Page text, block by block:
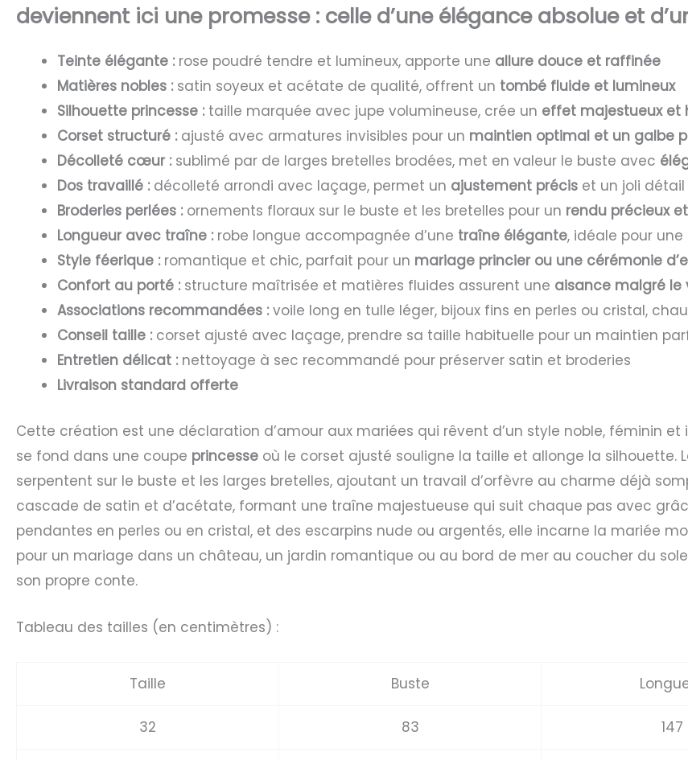
deviennent ici une promesse : celle d’une élégance absolue et
Teinte élégante :rose poudré tendre et lumineux, apporte une allure douce et raffinée
Matières nobles :satin soyeux et acétate de qualité, offrent un tombé fluide et lumineux
Silhouette princesse :taille marquée avec jupe volumineuse, crée un effet majestueux et
Corset structuré :ajusté avec armatures invisibles pour un maintien optimal et un galbe
Décolleté cœur :sublimé par de larges bretelles brodées, met en valeur le buste avec
Dos travaillé :décolleté arrondi avec laçage, permet un ajustement précis et un joli détail
Broderies perlées :ornements floraux sur le buste et les bretelles pour un rendu précieux
Longueur avec traîne :robe longue accompagnée d’une traîne élégante, idéale pour
Style féerique :romantique et chic, parfait pour un mariage princier ou une cérémonie
Confort au porté :structure maîtrisée et matières fluides assurent une aisance malgré le
Associations recommandées :voile long en tulle léger, bijoux fins en perles ou cristal,
Conseil taille :corset ajusté avec laçage, prendre sa taille habituelle pour un maintien
Entretien délicat :nettoyage à sec recommandé pour préserver satin et broderies
Livraison standard offerte
Cette création est une déclaration d’amour aux mariées qui rêvent d’un style noble, féminin et
se fond dans une coupe princesse où le corset ajusté souligne la taille et allonge la silhouette.
serpentent sur le buste et les larges bretelles, ajoutant un travail d’orfèvre au charme déjà
cascade de satin et d’acétate, formant une traîne majestueuse qui suit chaque pas avec
pendantes en perles ou en cristal, et des escarpins nude ou argentés, elle incarne la mariée
pour un mariage dans un château, un jardin romantique ou au bord de mer au coucher du
son propre conte.
Tableau des tailles (en centimètres) :
Taille Buste
32 83 147